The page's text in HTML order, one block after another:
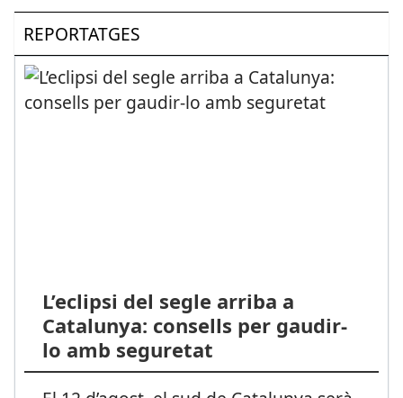
REPORTATGES
L’eclipsi del segle arriba a
Catalunya: consells per gaudir-
lo amb seguretat